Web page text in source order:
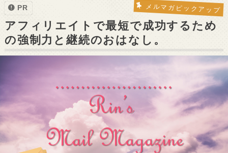
メルマガピックアップ
PR
アフィリエイトで最短で成功するため
の強制力と継続のおはなし。